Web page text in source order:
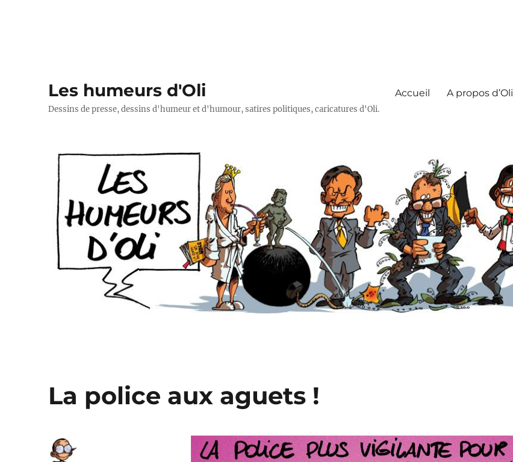
Les humeurs d'Oli
Dessins de presse, dessins d'humeur et d'humour, satires politiques, caricatures d'Oli.
Accueil A propos d’Oli
La police aux aguets !